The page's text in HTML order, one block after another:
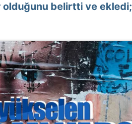
olduğunu belirtti ve ekledi;